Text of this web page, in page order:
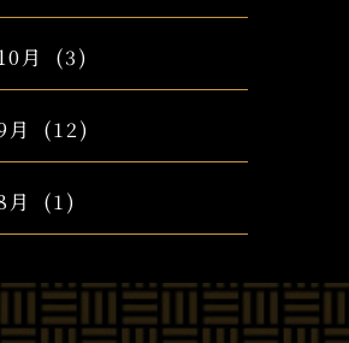
月 (3)
(12)
(1)